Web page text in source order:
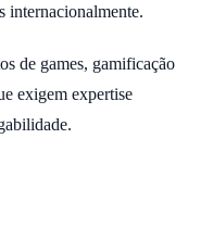
internacionalmente.
de games, gamificação
exigem expertise